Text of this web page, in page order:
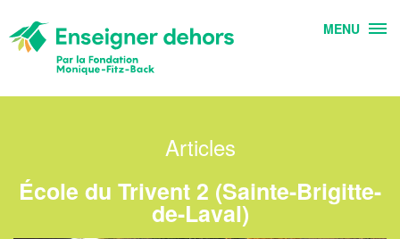
MENU
Articles
École du Trivent 2 (Sainte-Brigitte-
de-Laval)